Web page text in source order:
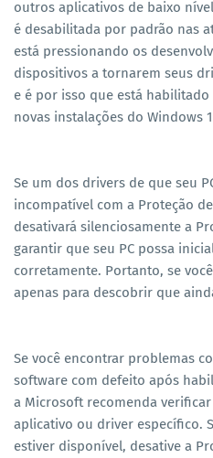
outros aplicativos de baixo
é desabilitada por padrão nas
está pressionando os
dispositivos a tornarem seus
e é por isso que está
novas instalações do Windows
Se um dos drivers de que seu
incompatível com a Proteção
desativará silenciosamente a
garantir que seu PC possa
corretamente. Portanto, se
apenas para descobrir que
Se você encontrar problemas
software com defeito após
a Microsoft recomenda
aplicativo ou driver específico.
estiver disponível, desative a